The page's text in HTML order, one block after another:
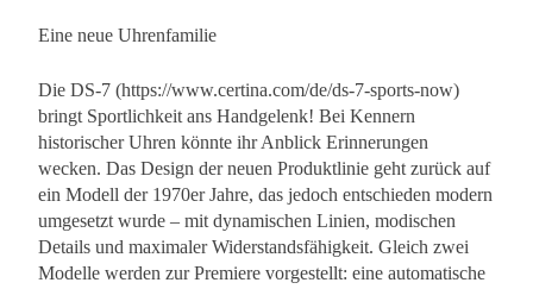
Eine neue Uhrenfamilie
Die DS-7 (https://www.certina.com/de/ds-7-sports-now)
bringt Sportlichkeit ans Handgelenk! Bei Kennern
historischer Uhren könnte ihr Anblick Erinnerungen
wecken. Das Design der neuen Produktlinie geht zurück auf
ein Modell der 1970er Jahre, das jedoch entschieden modern
umgesetzt wurde – mit dynamischen Linien, modischen
Details und maximaler Widerstandsfähigkeit. Gleich zwei
Modelle werden zur Premiere vorgestellt: eine automatische